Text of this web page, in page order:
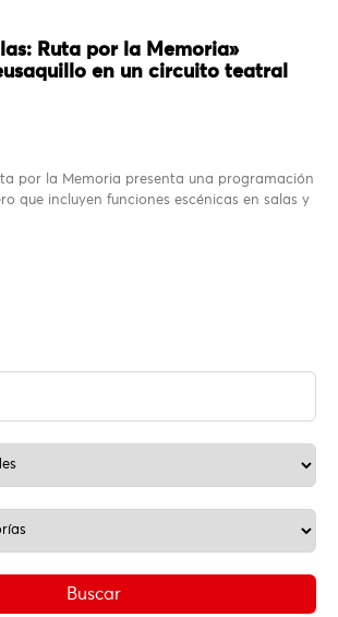
Ruta por la Memoria»
en un circuito teatral
por la Memoria presenta una programación
que incluyen funciones escénicas en salas y